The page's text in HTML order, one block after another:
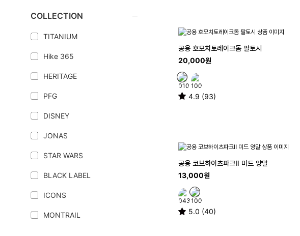
COLLECTION
TITANIUM
Hike 365
HERITAGE
PFG
DISNEY
JONAS
STAR WARS
BLACK LABEL
ICONS
MONTRAIL
공용 호모치토레이크돔 팔토시
20,000원
4.9 (93)
공용 코브하이츠파크Ⅱ 미드 양말
13,000원
5.0 (40)